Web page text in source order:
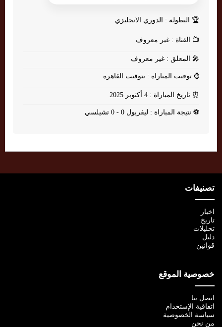
🏆 البطولة : الدوري الانجليزي
📺 القناة : غير معروف
🎤 المعلق : غير معروف
⌚ توقيت المباراة : بتوقيت القاهرة
⏰ تاريخ المباراة : 4 أكتوبر 2025
⚽ نتيجة المباراة : ليفربول 0 - 0 تشيلسي
تصنيفات
اخبار
تاريخ
تحليلات
دليل
قوانين
خصوصية الموقع
اتصل بنا
اتفاقية الإستخدام
سياسة الخصوصية
من نحن